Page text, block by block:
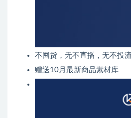
不囤货，无不直播，无不投
赠送10月最新商品素材库